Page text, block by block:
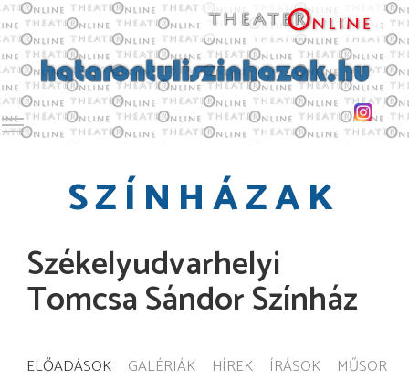
Toggle main menu visibility
SZÍNHÁZAK
Székelyudvarhelyi
Tomcsa Sándor Színház
ELŐADÁSOK GALÉRIÁK HÍREK ÍRÁSOK MŰSOR